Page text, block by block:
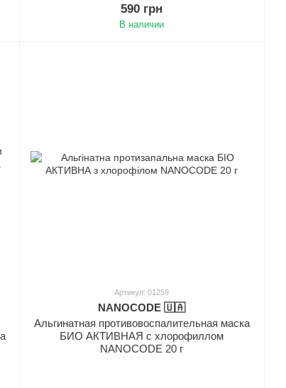
590 грн
В наличии
Артикул: 01259
NANOCODE 🇺🇦
Альгинатная противовоспалительная маска
БИО АКТИВНАЯ с хлорофиллом
NANOCODE 20 г